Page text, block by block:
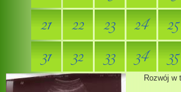
21
22 23 24 25
31
32 33 34 35
Rozwój w